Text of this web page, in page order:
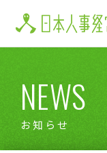
NEWS
お知らせ